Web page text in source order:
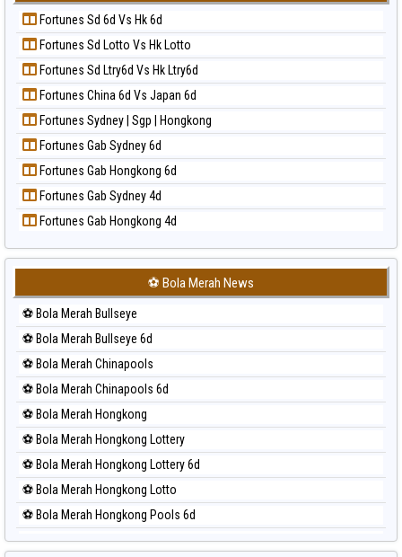
Paito Harian Sydney Lottery 6d
Paito Harian Sydney Lotto
Paito Harian Sydney Pools 6d
Paito Harian Taipei
Paito Harian Taiwan
Prediksi Korea
Prediksi Kuda Lari
Prediksi Magnum Cambodia
Prediksi Nagoya
Prediksi North Carolina Day
Prediksi Pcso
Prediksi Sao Paulo
Prediksi Singapore
Prediksi Sydney
Prediksi Sydney Lottery
Prediksi Sydney Lottery 6d
Prediksi Sydney Pools 6d
Prediksi Taipei
Prediksi Taiwan
Fortunes Sd 6d Vs Hk 6d
Fortunes Sd Lotto Vs Hk Lotto
Fortunes Sd Ltry6d Vs Hk Ltry6d
Fortunes China 6d Vs Japan 6d
Fortunes Sydney | Sgp | Hongkong
Fortunes Gab Sydney 6d
Fortunes Gab Hongkong 6d
Fortunes Gab Sydney 4d
Fortunes Gab Hongkong 4d
⚽ Bola Merah News
⚽ Bola Merah Bullseye
⚽ Bola Merah Bullseye 6d
⚽ Bola Merah Chinapools
⚽ Bola Merah Chinapools 6d
⚽ Bola Merah Hongkong
⚽ Bola Merah Hongkong Lottery
⚽ Bola Merah Hongkong Lottery 6d
⚽ Bola Merah Hongkong Lotto
⚽ Bola Merah Hongkong Pools 6d
⚽ Bola Merah Japan